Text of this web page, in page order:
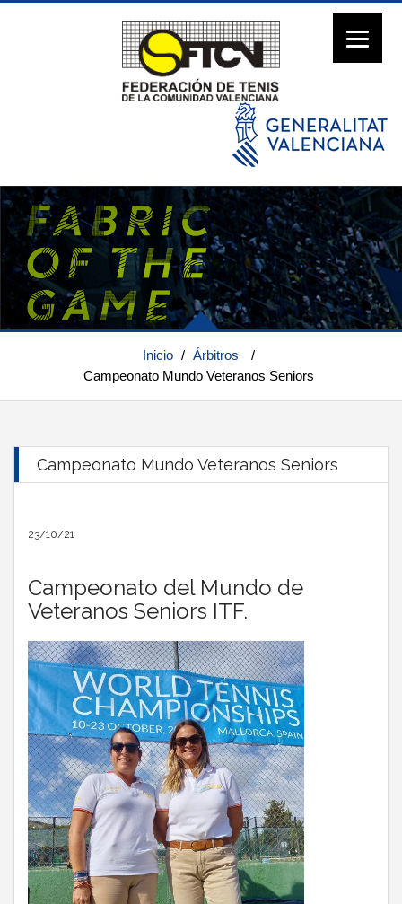
Inicio / Árbitros
/
Campeonato Mundo Veteranos Seniors
Campeonato Mundo Veteranos Seniors
23/10/21
Campeonato del Mundo de
Veteranos Seniors ITF.